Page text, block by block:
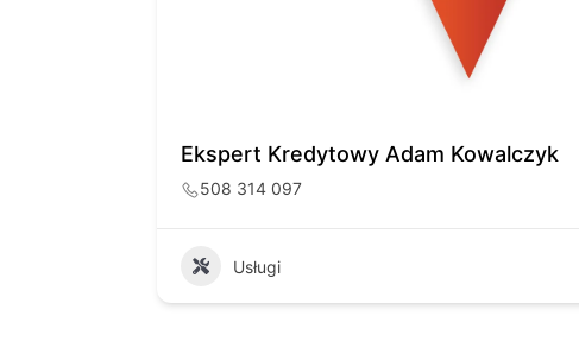
Ekspert Kredytowy Adam Kowalczyk
508 314 097
Usługi